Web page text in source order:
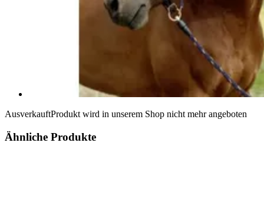
AusverkauftProdukt wird in unserem Shop nicht mehr angeboten
Ähnliche Produkte